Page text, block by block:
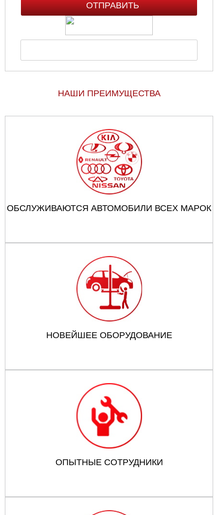
НАШИ ПРЕИМУЩЕСТВА
ОБСЛУЖИВАЮТСЯ АВТОМОБИЛИ ВСЕХ МАРОК
НОВЕЙШЕЕ ОБОРУДОВАНИЕ
ОПЫТНЫЕ СОТРУДНИКИ